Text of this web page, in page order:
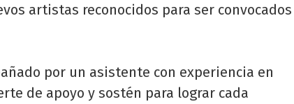
artistas reconocidos para ser convocados
por un asistente con experiencia en
de apoyo y sostén para lograr cada